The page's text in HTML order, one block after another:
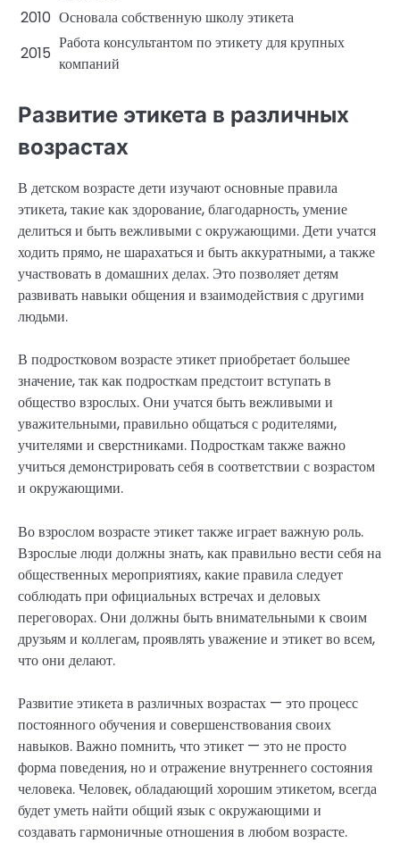
2010 Основала собственную школу этикета
2015
Работа консультантом по этикету для крупных
компаний
Развитие этикета в различных
возрастах
В детском возрасте дети изучают основные правила
этикета, такие как здорование, благодарность, умение
делиться и быть вежливыми с окружающими. Дети учатся
ходить прямо, не шарахаться и быть аккуратными, а также
участвовать в домашних делах. Это позволяет детям
развивать навыки общения и взаимодействия с другими
людьми.
В подростковом возрасте этикет приобретает большее
значение, так как подросткам предстоит вступать в
общество взрослых. Они учатся быть вежливыми и
уважительными, правильно общаться с родителями,
учителями и сверстниками. Подросткам также важно
учиться демонстрировать себя в соответствии с возрастом
и окружающими.
Во взрослом возрасте этикет также играет важную роль.
Взрослые люди должны знать, как правильно вести себя на
общественных мероприятиях, какие правила следует
соблюдать при официальных встречах и деловых
переговорах. Они должны быть внимательными к своим
друзьям и коллегам, проявлять уважение и этикет во всем,
что они делают.
Развитие этикета в различных возрастах — это процесс
постоянного обучения и совершенствования своих
навыков. Важно помнить, что этикет — это не просто
форма поведения, но и отражение внутреннего состояния
человека. Человек, обладающий хорошим этикетом, всегда
будет уметь найти общий язык с окружающими и
создавать гармоничные отношения в любом возрасте.